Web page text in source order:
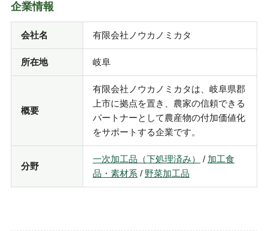
企業情報
会社名 有限会社ノウカノミカタ
所在地 岐阜
概要
有限会社ノウカノミカタは、岐阜県郡
上市に拠点を置き、農家の信頼できる
パートナーとして農産物の付加価値化
をサポートする企業です。
分野
一次加工品（下処理済み） / 加工食
品・素材系/ 野菜加工品